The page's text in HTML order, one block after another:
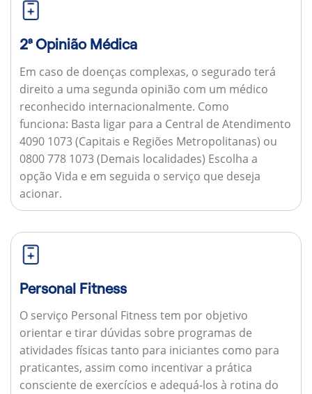
2ª Opinião Médica
Em caso de doenças complexas, o segurado terá
direito a uma segunda opinião com um médico
reconhecido internacionalmente. Como
funciona: Basta ligar para a Central de Atendimento
4090 1073 (Capitais e Regiões Metropolitanas) ou
0800 778 1073 (Demais localidades) Escolha a
opção Vida e em seguida o serviço que deseja
acionar.
Personal Fitness
O serviço Personal Fitness tem por objetivo
orientar e tirar dúvidas sobre programas de
atividades físicas tanto para iniciantes como para
praticantes, assim como incentivar a prática
consciente de exercícios e adequá-los à rotina do